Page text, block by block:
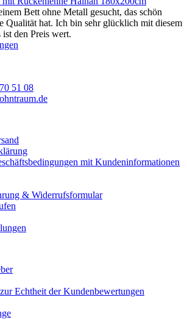
Bettes ganz nach Ihren Bedürfnissen.
20 cm, 30 cm und 40 cm Höhe an, um
Komfort zu bieten.
auch Komplettangebote mit Matratze und
an. So erhalten Sie alles, was Sie für
benötigen, in einem praktischen Paket.
mit unseren passenden Nachttischen,
Wir bieten Ihnen ein umfangreiches
Zubehör, um Ihren Schlafbereich
Bett ohne Metall gesucht, das schön
Qualität hat. Ich bin sehr glücklich mit diesem
den Preis wert.
51 08
mit Kundeninformationen
& Widerrufsformular
Echtheit der Kundenbewertungen